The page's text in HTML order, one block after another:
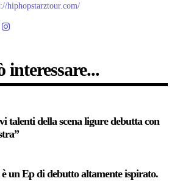
hiphopstarztour.com/
interessare...
talenti della scena ligure debutta con
un Ep di debutto altamente ispirato.